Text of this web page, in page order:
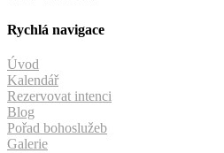
Rychlá navigace
Úvod
Kalendář
Rezervovat intenci
Blog
Pořad bohoslužeb
Galerie